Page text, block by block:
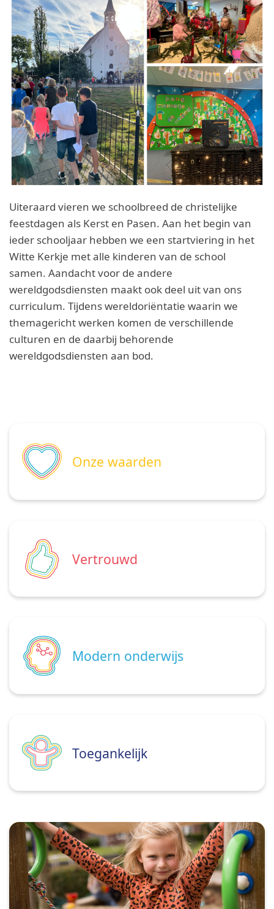
Uiteraard vieren we schoolbreed de christelijke
feestdagen als Kerst en Pasen. Aan het begin van
ieder schooljaar hebben we een startviering in het
Witte Kerkje met alle kinderen van de school
samen. Aandacht voor de andere
wereldgodsdiensten maakt ook deel uit van ons
curriculum. Tijdens wereldoriëntatie waarin we
themagericht werken komen de verschillende
culturen en de daarbij behorende
wereldgodsdiensten aan bod.
Onze waarden
Vertrouwd
Modern onderwijs
Toegankelijk